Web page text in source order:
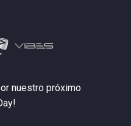
nuestro próximo